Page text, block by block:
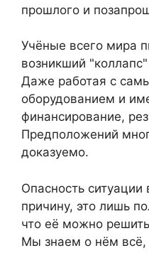
прошлого и
Учёные всего мира
возникший
Даже работая с
оборудованием и
финансирование,
Предположений
доказуемо.
Опасность
причину, это лишь
что её можно
Мы знаем о нём всё,